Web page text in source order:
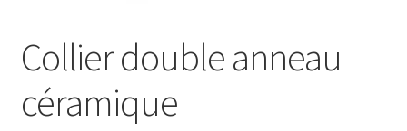
Collier double anneau
céramique